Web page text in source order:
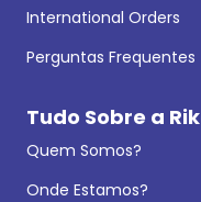
International Orders
Perguntas Frequentes
Tudo Sobre a
Quem Somos?
Onde Estamos?